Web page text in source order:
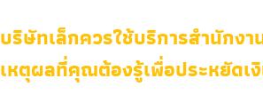
บริษัทเล็กควรใช้บริการสำนักง
เหตุผลที่คุณต้องรู้เพื่อประหยัดเ